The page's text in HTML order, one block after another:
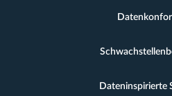
Dateninspirierte